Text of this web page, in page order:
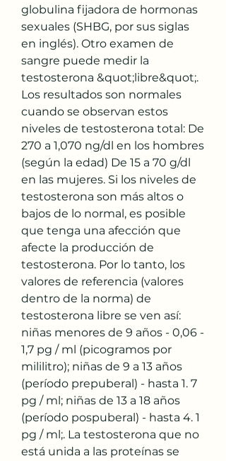
globulina fijadora de hormonas
sexuales (SHBG, por sus siglas
en inglés). Otro examen de
sangre puede medir la
testosterona &quot;libre&quot;.
Los resultados son normales
cuando se observan estos
niveles de testosterona total: De
270 a 1,070 ng/dl en los hombres
(según la edad) De 15 a 70 g/dl
en las mujeres. Si los niveles de
testosterona son más altos o
bajos de lo normal, es posible
que tenga una afección que
afecte la producción de
testosterona. Por lo tanto, los
valores de referencia (valores
dentro de la norma) de
testosterona libre se ven así:
niñas menores de 9 años - 0,06 -
1,7 pg / ml (picogramos por
mililitro); niñas de 9 a 13 años
(período prepuberal) - hasta 1. 7
pg / ml; niñas de 13 a 18 años
(período pospuberal) - hasta 4. 1
pg / ml;. La testosterona que no
está unida a las proteínas se